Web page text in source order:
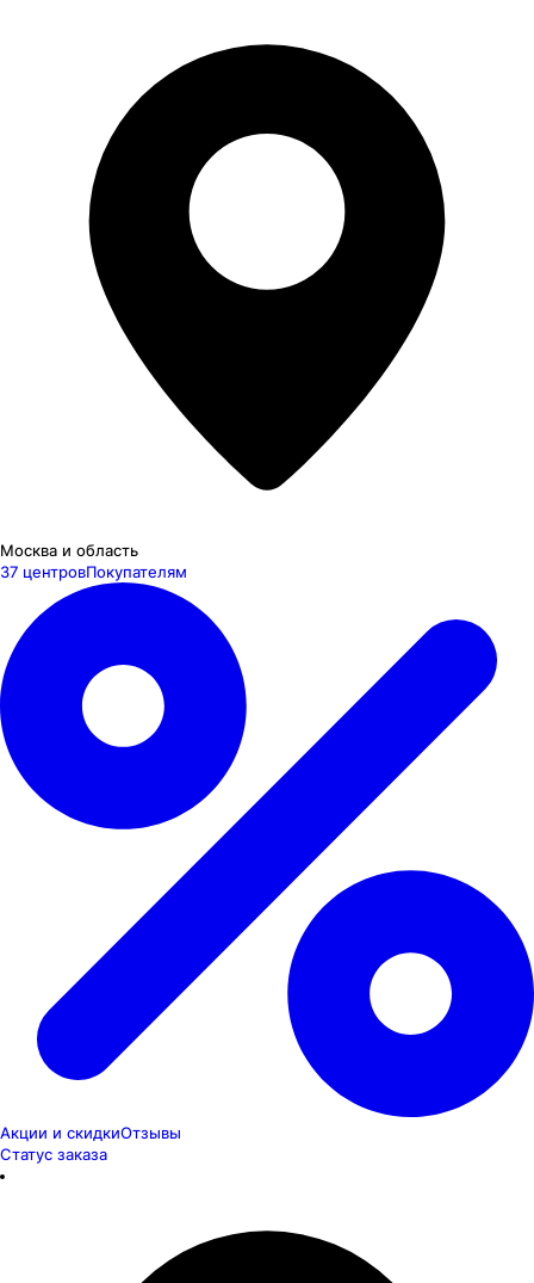
Москва и область
37 центровПокупателям
Акции и скидкиОтзывы
Статус заказа